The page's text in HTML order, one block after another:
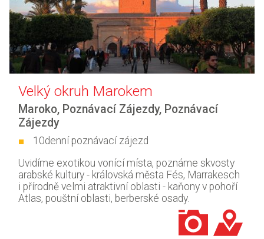
Velký okruh Marokem
Maroko, Poznávací Zájezdy, Poznávací
Zájezdy
10denní poznávací zájezd
Uvidíme exotikou vonící místa, poznáme skvosty
arabské kultury - královská města Fés, Marrakesch
i přírodně velmi atraktivní oblasti - kaňony v pohoří
Atlas, pouštní oblasti, berberské osady.